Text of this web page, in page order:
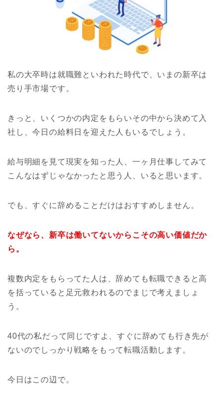
私の大卒時は就職難といわれた時代で、いまの新卒は
売り手市場です。
きっと、いくつかの内定をもらいその中から決めて入
社し、今日の給料日を迎えた人もいるでしょう。
給与明細を見て現実を知った人、一ヶ月仕事してみて
こんなはずじゃなかったと思う人、いると思います。
でも、すぐに辞めることだけはおすすめしません。
なぜなら、新卒は働いてないからこその高い価値だか
ら。
複数内定をもらってた人は、辞めても転職できると高
を括っていると足元救われるのでまじで考えましょ
う。
40代の私だって同じですよ、すぐに辞めても行き先が
ないのでしっかり戦略をもって転職活動します。
今日はこの辺で。